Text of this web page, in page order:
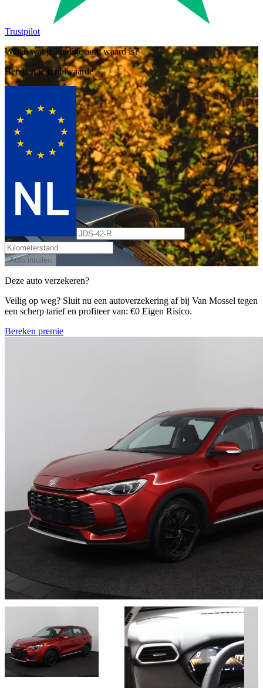
Trustpilot
Weten wat je huidige auto waard is?
Bereken je inruilwaarde
Auto inruilen
Deze auto verzekeren?
Veilig op weg? Sluit nu een autoverzekering af bij Van Mossel tegen
een scherp tarief en profiteer van: €0 Eigen Risico.
Bereken premie